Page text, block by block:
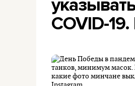
COVID-